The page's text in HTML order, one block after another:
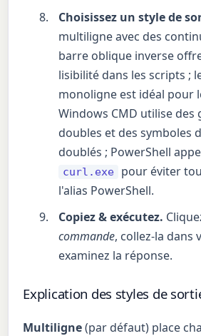
Choisissez un style de
multiligne avec des
barre oblique inverse
lisibilité dans les scripts ;
monoligne est idéal pour
Windows CMD utilise des
doubles et des symboles
doublés ; PowerShell
curl.exe
pour éviter
l'alias PowerShell.
Copiez & exécutez.
commande, collez-la dans
examinez la réponse.
Explication des styles de
Multiligne(par défaut) place